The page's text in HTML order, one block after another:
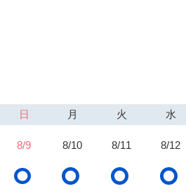
日 月 火 水
8/9 8/10 8/11 8/12